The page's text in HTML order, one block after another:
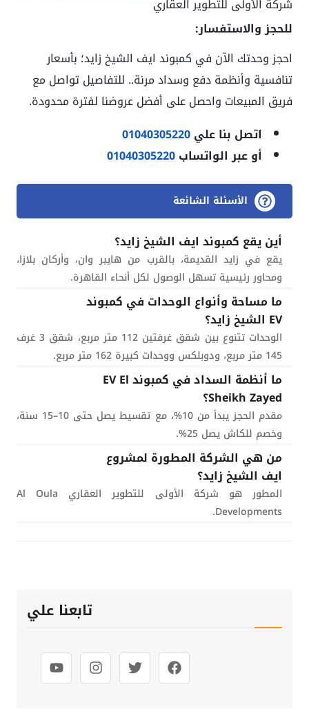
شركة الأولى للتطوير العقاري
للحجز والاستفسار:
احجز وحدتك الآن في كمبوند ايف الشيخ زايد؛ بأسعار
تنافسية وأنظمة دفع وسداد مرنة.. للتفاصيل تواصل مع
فريق المبيعات واحصل على أفضل عروضنا لفترة محدودة.
اتصل بنا علي01040305220
أو عبر الواتساب01040305220
الأسئلة الشائعة
أين يقع كمبوند ايف الشيخ زايد؟
يقع في زايد القديمة، بالقرب من هايبر وان، وأركان بلازا،
ومحاور رئيسية تسهل الوصول لكل أنحاء القاهرة.
ما مساحة وأنواع الوحدات في كمبوند
EV الشيخ زايد؟
الوحدات تتنوع بين شقق غرفتين 112 متر مربع، شقق 3 غرف
145 متر مربع، ودوبلكس ووحدات كبيرة 162 متر مربع.
ما أنظمة السداد في كمبوند EV El
Sheikh Zayed؟
مقدم الحجز يبدأ من 10%، مع تقسيط يصل حتى 10–15 سنة،
وخصم للكاش يصل 25%.
من هي الشركة المطورة لمشروع
ايف الشيخ زايد؟
المطور هو شركة الأولى للتطوير العقاري Al Oula
Developments.
تابعنا علي